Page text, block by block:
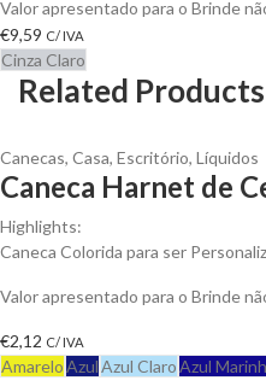
Valor apresentado para o Brinde
€9,59 C/ IVA
Cinza Claro
Related Products
Canecas, Casa, Escritório, Líquidos
Caneca Harnet de
Highlights:
Caneca Colorida para ser
Valor apresentado para o Brinde
€2,12 C/ IVA
AmareloAzulAzul ClaroAzul